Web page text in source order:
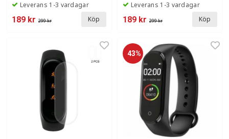
Leverans 1-3 vardagar
189 kr 299 kr Köp
Leverans 1-3 vardagar
189 kr 299 kr Köp
43%